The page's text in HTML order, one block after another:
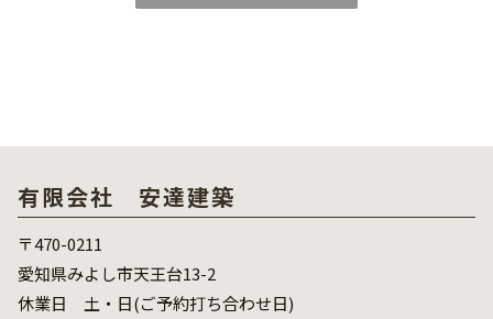
有限会社 安達建築
〒470-0211
愛知県みよし市天王台13-2
休業日 土・日(ご予約打ち合わせ日)